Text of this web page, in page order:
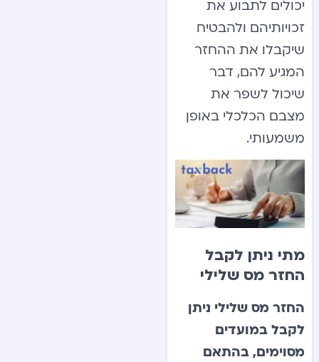
יכולים לתבוע את
זכויותיהם ולהבטיח
שיקבלו את ההחזר
המגיע להם, דבר
שיכול לשפר את
מצבם הכלכלי באופן
משמעותי.
מתי ניתן לקבל
החזר מס שלילי
החזר מס שלילי ניתן
לקבל במועדים
מסוימים, בהתאם